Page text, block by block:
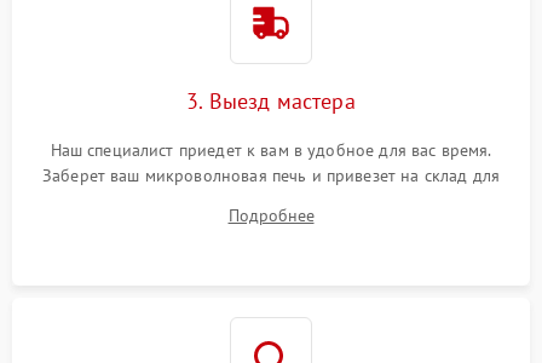
3. Выезд мастера
Наш специалист приедет к вам в удобное для вас время.
Заберет ваш микроволновая печь и привезет на склад для
Подробнее